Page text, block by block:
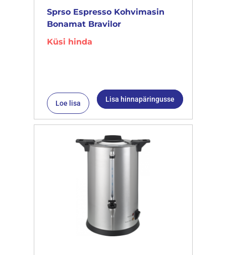
Sprso Espresso Kohvimasin
Bonamat Bravilor
Küsi hinda
Loe lisa Lisa hinnapäringusse